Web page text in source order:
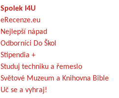
Spolek I4U
eRecenze.eu
Nejlepší nápad
Odborníci Do Škol
Stipendia +
Studuj techniku a řemeslo
Světové Muzeum a Knihovna Bible
Uč se a vyhraj!